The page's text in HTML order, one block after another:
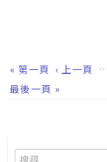
頁面
« 第一頁 ‹ 上一頁 …
最後一頁 »